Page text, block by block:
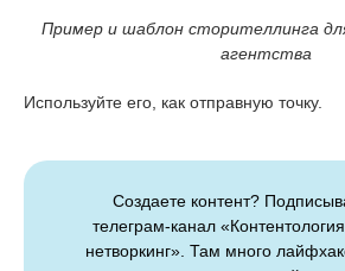
Пример и шаблон сторителлинга
агентства
Используйте его, как отправную точку.
Создаете контент?
телеграм-канал
нетворкинг». Там много